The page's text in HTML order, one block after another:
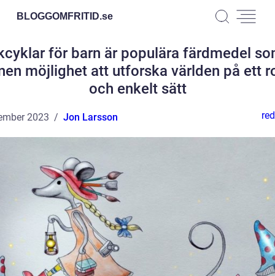
BLOGGOMFRITID.se
för barn är populära färdmedel
möjlighet att utforska världen på ett
och enkelt sätt
2023 Jon Larsson